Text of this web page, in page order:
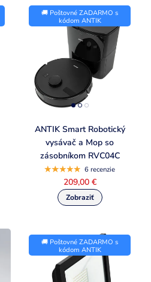
🚚 Poštovné ZADARMO s
kódom ANTIK
ANTIK Smart Robotický
vysávač a Mop so
zásobníkom RVC04C
6 recenzie
209,00 €
🚚 Poštovné ZADARMO s
kódom ANTIK